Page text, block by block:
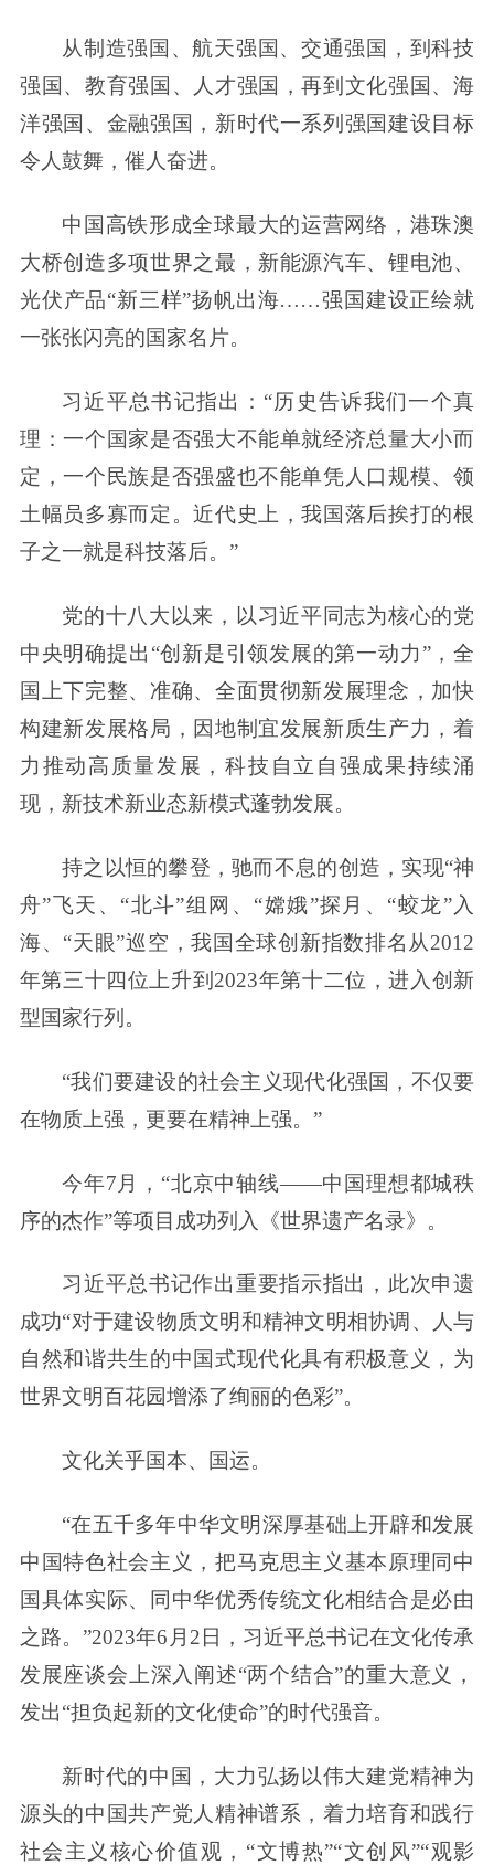
从制造强国、航天强国、交通强国，到科技
强国、教育强国、人才强国，再到文化强国、海
洋强国、金融强国，新时代一系列强国建设目标
令人鼓舞，催人奋进。
中国高铁形成全球最大的运营网络，港珠澳
大桥创造多项世界之最，新能源汽车、锂电池、
光伏产品“新三样”扬帆出海……强国建设正绘就
一张张闪亮的国家名片。
习近平总书记指出：“历史告诉我们一个真
理：一个国家是否强大不能单就经济总量大小而
定，一个民族是否强盛也不能单凭人口规模、领
土幅员多寡而定。近代史上，我国落后挨打的根
子之一就是科技落后。”
党的十八大以来，以习近平同志为核心的党
中央明确提出“创新是引领发展的第一动力”，全
国上下完整、准确、全面贯彻新发展理念，加快
构建新发展格局，因地制宜发展新质生产力，着
力推动高质量发展，科技自立自强成果持续涌
现，新技术新业态新模式蓬勃发展。
持之以恒的攀登，驰而不息的创造，实现“神
舟”飞天、“北斗”组网、“嫦娥”探月、“蛟龙”入
海、“天眼”巡空，我国全球创新指数排名从2012
年第三十四位上升到2023年第十二位，进入创新
型国家行列。
“我们要建设的社会主义现代化强国，不仅要
在物质上强，更要在精神上强。”
今年7月，“北京中轴线——中国理想都城秩
序的杰作”等项目成功列入《世界遗产名录》。
习近平总书记作出重要指示指出，此次申遗
成功“对于建设物质文明和精神文明相协调、人与
自然和谐共生的中国式现代化具有积极意义，为
世界文明百花园增添了绚丽的色彩”。
文化关乎国本、国运。
“在五千多年中华文明深厚基础上开辟和发展
中国特色社会主义，把马克思主义基本原理同中
国具体实际、同中华优秀传统文化相结合是必由
之路。”2023年6月2日，习近平总书记在文化传承
发展座谈会上深入阐述“两个结合”的重大意义，
发出“担负起新的文化使命”的时代强音。
新时代的中国，大力弘扬以伟大建党精神为
源头的中国共产党人精神谱系，着力培育和践行
社会主义核心价值观，“文博热”“文创风”“观影